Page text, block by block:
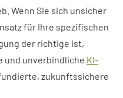
Wenn Sie sich unsicher
für Ihre spezifischen
der richtige ist,
und unverbindliche KI-
zukunftssichere